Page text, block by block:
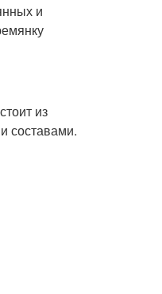
и
из
составами.